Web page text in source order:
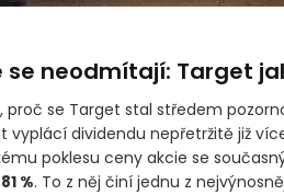
se neodmítají: Target
se Target stal středem
vyplácí dividendu nepřetržitě již
poklesu ceny akcie se
%. To z něj činí jednu z